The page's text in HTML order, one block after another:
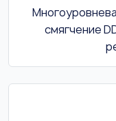
смягчение